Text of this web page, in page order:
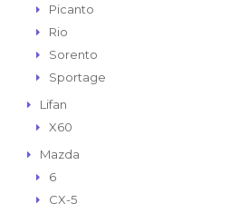
Picanto
Rio
Sorento
Sportage
Lifan
X60
Mazda
6
CX-5